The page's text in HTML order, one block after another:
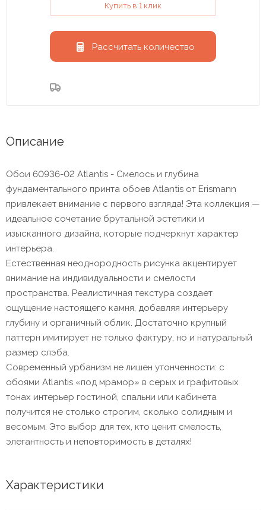
Купить в 1 клик
Рассчитать количество
Описание
Обои 60936-02 Atlantis - Смелось и глубина
фундаментального принта обоев Atlantis от Erismann
привлекает внимание с первого взгляда! Эта коллекция —
идеальное сочетание брутальной эстетики и
изысканного дизайна, которые подчеркнут характер
интерьера.
Естественная неоднородность рисунка акцентирует
внимание на индивидуальности и смелости
пространства. Реалистичная текстура создает
ощущение настоящего камня, добавляя интерьеру
глубину и органичный облик. Достаточно крупный
паттерн имитирует не только фактуру, но и натуральный
размер слэба.
Современный урбанизм не лишен утонченности: с
обоями Atlantis «под мрамор» в серых и графитовых
тонах интерьер гостиной, спальни или кабинета
получится не столько строгим, сколько солидным и
весомым. Это выбор для тех, кто ценит смелость,
элегантность и неповторимость в деталях!
Характеристики